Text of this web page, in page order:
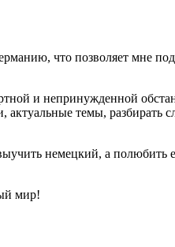
что позволяет мне
и непринужденной
актуальные темы, разбирать
немецкий, а полюбить
мир!